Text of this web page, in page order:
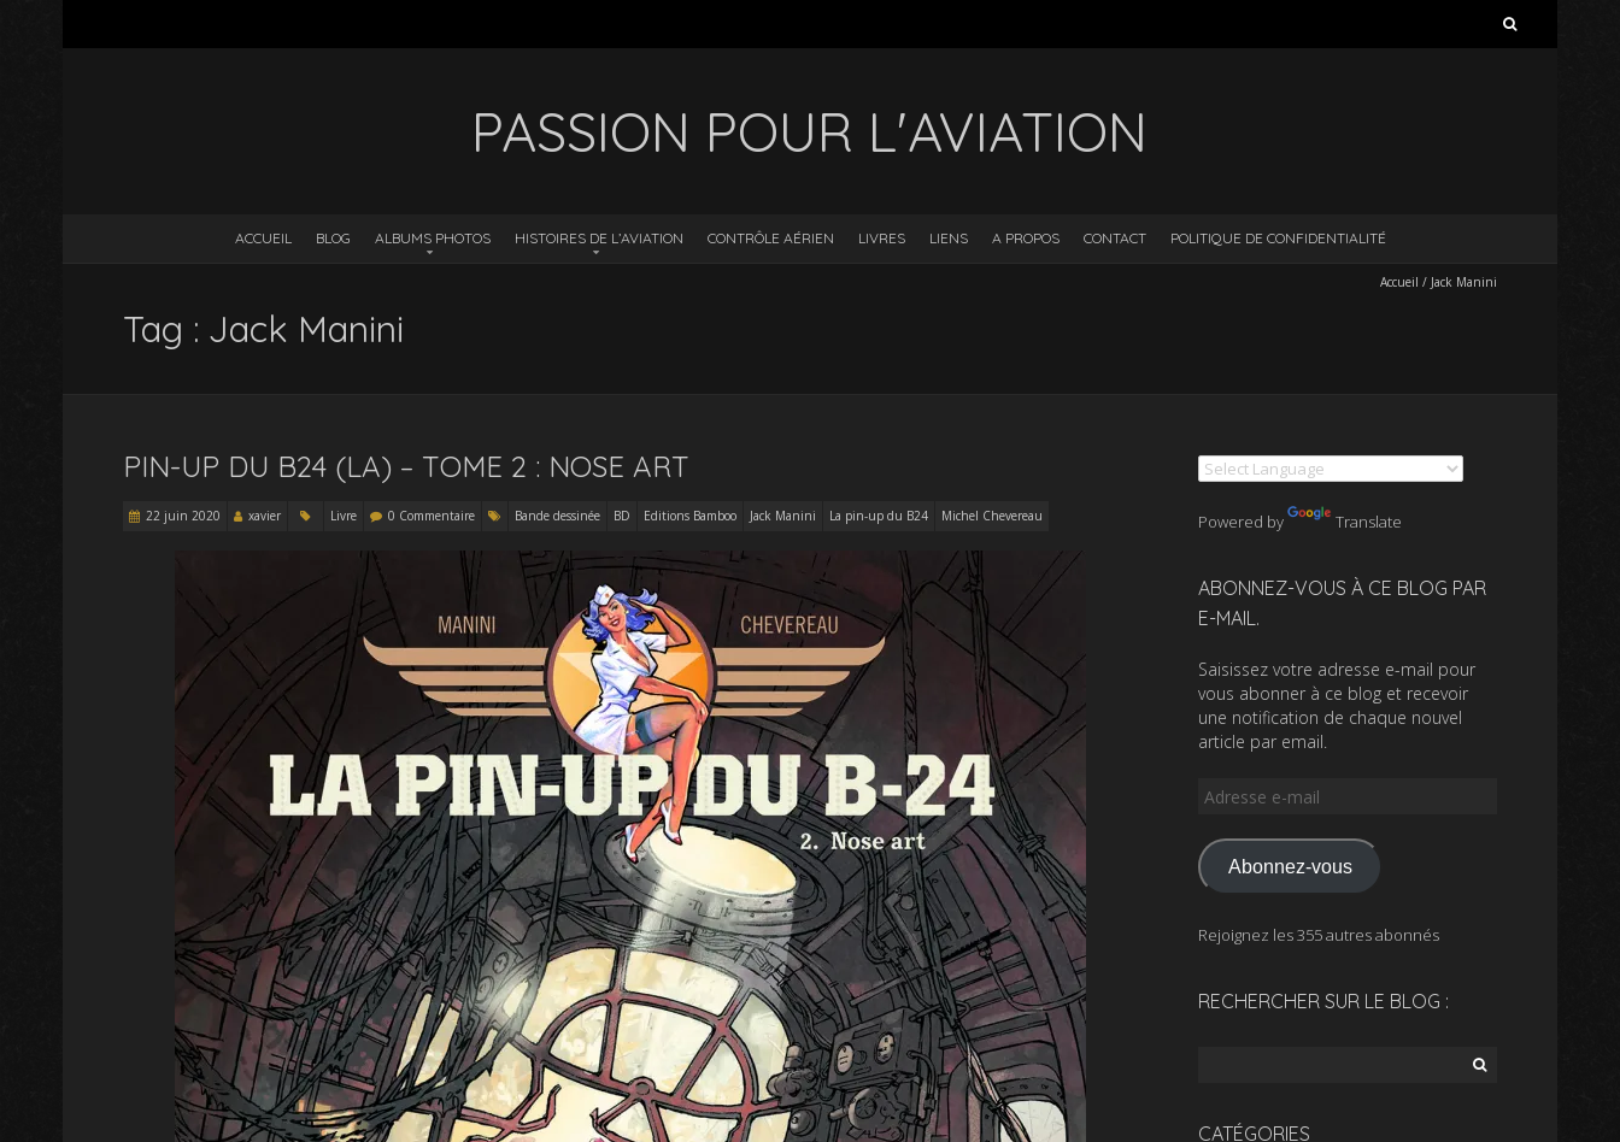
PASSION POUR L'AVIATION
ACCUEIL BLOG ALBUMS PHOTOS HISTOIRES DE L’AVIATION CONTRÔLE AÉRIEN LIVRES LIENS A PROPOS CONTACT POLITIQUE DE CONFIDENTIALITÉ
Accueil / Jack Manini
Tag : Jack Manini
PIN-UP DU B24 (LA) – TOME 2 : NOSE ART
22 juin 2020 xavier Livre 0 Commentaire Bande dessinée BD Editions Bamboo Jack Manini La pin-up du B24 Michel Chevereau Powered by Translate
ABONNEZ-VOUS À CE BLOG PAR
E-MAIL.
Saisissez votre adresse e-mail pour
vous abonner à ce blog et recevoir
une notification de chaque nouvel
article par email.
Adresse
mail
Abonnez-vous
Rejoignez les 355 autres abonnés
RECHERCHER SUR LE BLOG :
CATÉGORIES